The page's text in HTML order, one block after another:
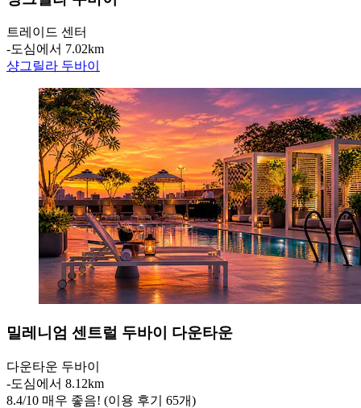
트레이드 센터
‐도심에서 7.02km
샹그릴라 두바이
밀레니엄 센트럴 두바이 다운타운
다운타운 두바이
‐도심에서 8.12km
8.4/10 매우 좋음! (이용 후기 65개)